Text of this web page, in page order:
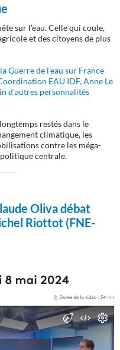
sur l’eau. Celle qui coule,
et des citoyens de plus
Guerre de l'eau sur France
EAU IDF, Anne Le
d'autres personnalités
restés dans le
climatique, les
contre les méga-
politique centrale.
Oliva débat
Riottot (FNE-